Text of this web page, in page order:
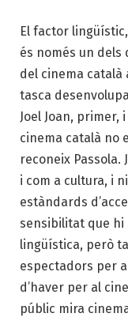
El factor
és només un
del cinema català
tasca
Joel Joan, primer,
cinema català no
reconeix Passola.
i com a cultura, i
estàndards
sensibilitat que hi
lingüística, però
espectadors per
d’haver per al
públic mira